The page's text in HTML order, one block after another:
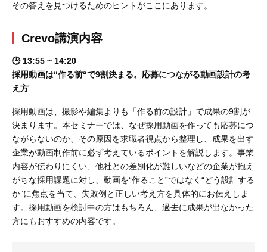
その答えを見つけるためのヒントがここにあります。
Crevo講演内容
🕒️ 13:55 ~ 14:20
採用動画は“作る前“で9割決まる。応募につながる動画設計の考
え方
採用動画は、撮影や編集よりも「作る前の設計」で成果の9割が
決まります。本セミナーでは、なぜ採用動画を作っても応募につ
ながらないのか、その原因を求職者視点から整理し、成果を出す
企業が動画制作前に必ず考えているポイントを解説します。事業
内容が伝わりにくい、他社との差別化が難しいなどの企業が抱え
がちな採用課題に対し、動画を“作ること”ではなく“どう設計する
か”に焦点を当て、失敗例と正しい考え方を具体的にお伝えしま
す。採用動画を検討中の方はもちろん、過去に成果が出なかった
方にもおすすめの内容です。